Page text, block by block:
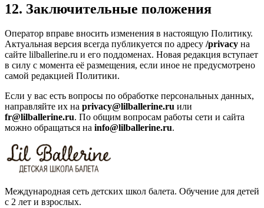
12. Заключительные положения
Оператор вправе вносить изменения в настоящую Политику.
Актуальная версия всегда публикуется по адресу /privacy на
сайте lilballerine.ru и его поддоменах. Новая редакция вступает
в силу с момента её размещения, если иное не предусмотрено
самой редакцией Политики.
Если у вас есть вопросы по обработке персональных данных,
направляйте их на privacy@lilballerine.ru или
fr@lilballerine.ru. По общим вопросам работы сети и сайта
можно обращаться на info@lilballerine.ru.
Международная сеть детских школ балета. Обучение для детей
с 2 лет и взрослых.